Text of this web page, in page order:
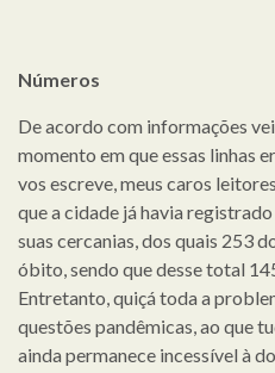
Números
De acordo com informações
momento em que essas linhas
vos escreve, meus caros
que a cidade já havia
suas cercanias, dos quais 253
óbito, sendo que desse total
Entretanto, quiçá toda a
questões pandêmicas, ao que
ainda permanece incessível à